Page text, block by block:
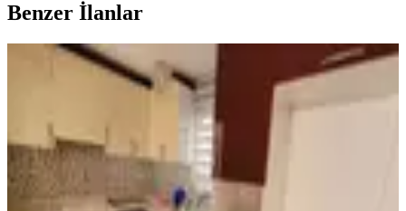
Benzer İlanlar
Güllük Caddesine Yakın 3+1 Kiralık
Daire
Muratpaşa, Deniz Mahallesi
3+1·130 m² ·4. Kat 09.08.2026